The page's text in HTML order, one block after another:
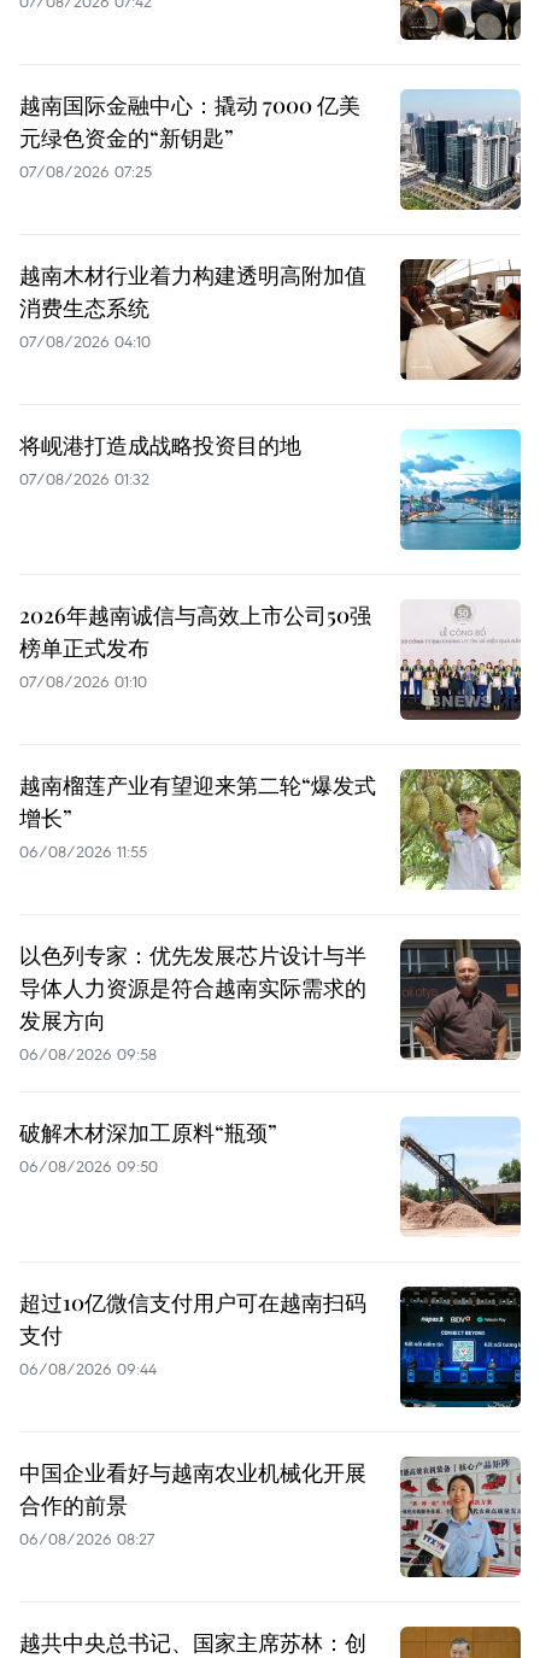
越南国际金融中心：撬动 7000 亿美
元绿色资金的“新钥匙”
07/08/2026 07:25
越南木材行业着力构建透明高附加值
消费生态系统
07/08/2026 04:10
将岘港打造成战略投资目的地
07/08/2026 01:32
2026年越南诚信与高效上市公司50强
榜单正式发布
07/08/2026 01:10
越南榴莲产业有望迎来第二轮“爆发式
增长”
06/08/2026 11:55
以色列专家：优先发展芯片设计与半
导体人力资源是符合越南实际需求的
发展方向
06/08/2026 09:58
破解木材深加工原料“瓶颈”
06/08/2026 09:50
超过10亿微信支付用户可在越南扫码
支付
06/08/2026 09:44
中国企业看好与越南农业机械化开展
合作的前景
06/08/2026 08:27
越共中央总书记、国家主席苏林：创